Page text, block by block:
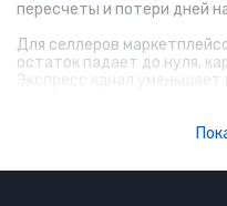
пересчеты и потери дней
Для селлеров
остаток падает до нуля,
Экспресс канал